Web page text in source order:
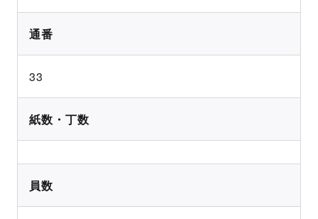
通番
33
紙数・丁数
員数